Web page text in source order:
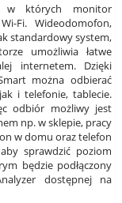
w których monitor
Fi. Wideodomofon,
standardowy system,
umożliwia łatwe
internetem. Dzięki
można odbierać
i telefonie, tablecie.
odbiór możliwy jest
np. w sklepie, pracy
w domu oraz telefon
sprawdzić poziom
będzie podłączony
dostępnej na